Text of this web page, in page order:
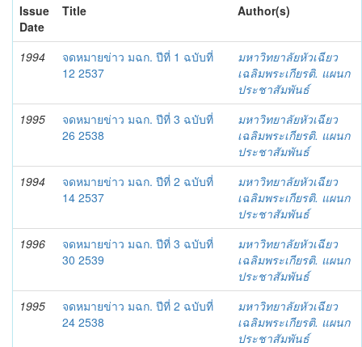
Issue
Date
Title Author(s)
1994
จดหมายข่าว มฉก. ปีที่ 1 ฉบับที่
12 2537
มหาวิทยาลัยหัวเฉียว
เฉลิมพระเกียรติ. แผนก
ประชาสัมพันธ์
1995
จดหมายข่าว มฉก. ปีที่ 3 ฉบับที่
26 2538
มหาวิทยาลัยหัวเฉียว
เฉลิมพระเกียรติ. แผนก
ประชาสัมพันธ์
1994
จดหมายข่าว มฉก. ปีที่ 2 ฉบับที่
14 2537
มหาวิทยาลัยหัวเฉียว
เฉลิมพระเกียรติ. แผนก
ประชาสัมพันธ์
1996
จดหมายข่าว มฉก. ปีที่ 3 ฉบับที่
30 2539
มหาวิทยาลัยหัวเฉียว
เฉลิมพระเกียรติ. แผนก
ประชาสัมพันธ์
1995
จดหมายข่าว มฉก. ปีที่ 2 ฉบับที่
24 2538
มหาวิทยาลัยหัวเฉียว
เฉลิมพระเกียรติ. แผนก
ประชาสัมพันธ์